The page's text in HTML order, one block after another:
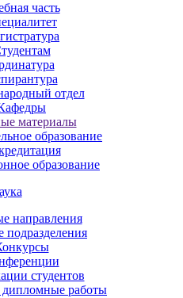
часть
отдел
материалы
образование
образование
направления
подразделения
студентов
работы